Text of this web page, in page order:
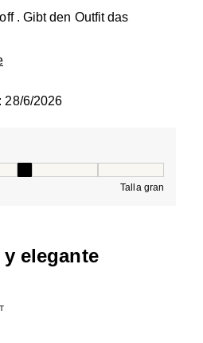
. Gibt den Outfit das
28/6/2026
Talla gran
elegante